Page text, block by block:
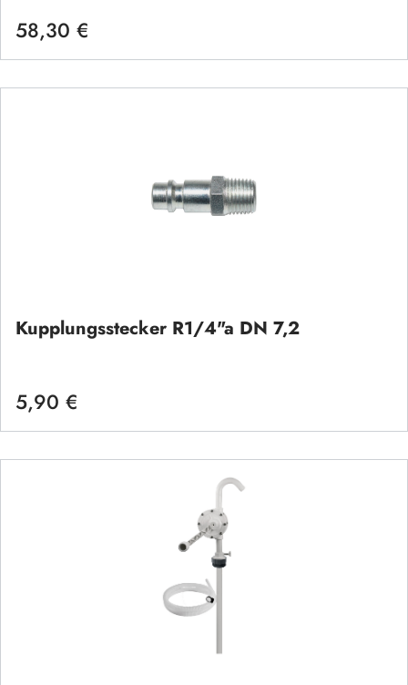
Regulärer Preis:
58,30 €
Kupplungsstecker R1/4"a DN 7,2
Regulärer Preis:
5,90 €